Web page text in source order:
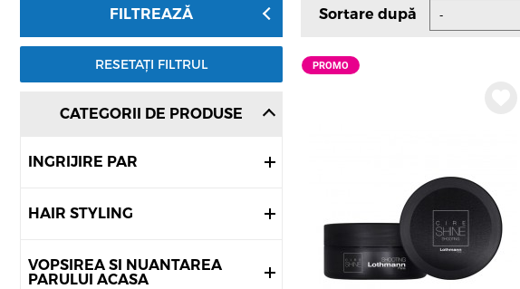
FILTREAZĂ
RESETAȚI FILTRUL
CATEGORII DE PRODUSE
INGRIJIRE PAR
HAIR STYLING
VOPSIREA SI NUANTAREA
PARULUI ACASA
Sortare după
PROMO